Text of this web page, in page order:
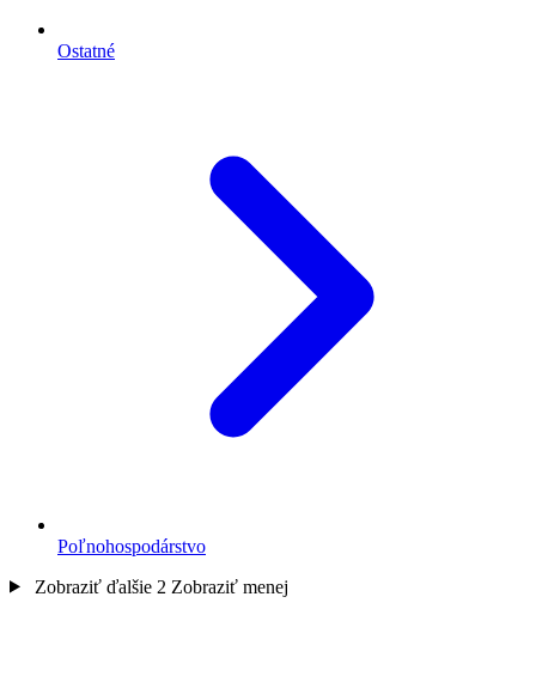
Ostatné
Poľnohospodárstvo
Zobraziť ďalšie 2 Zobraziť menej